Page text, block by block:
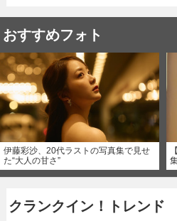
おすすめフォト
伊藤彩沙、20代ラストの写真集で見せ
た“大人の甘さ”
クランクイン！トレン